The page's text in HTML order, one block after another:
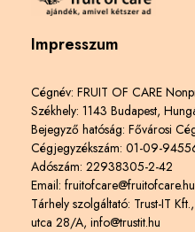
Impresszum
Cégnév: FRUIT OF CARE
Székhely: 1143 Budapest,
Bejegyző hatóság: Fővárosi
Cégjegyzékszám: 01-09-
Adószám: 22938305-2-42
Email: fruitofcare@fruitofcare.hu
Tárhely szolgáltató: Trust-IT
utca 28/A, info@trustit.hu